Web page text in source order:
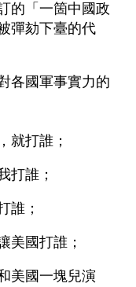
的「一箇中國政
彈劾下臺的代
各國軍事實力的
打誰；
誰；
；
國打誰；
國一塊兒演